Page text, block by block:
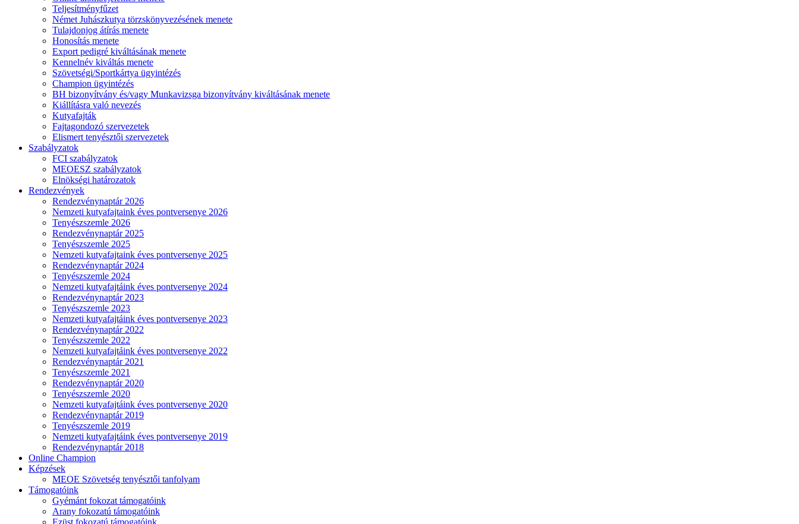
Teljesítményfűzet
Német Juhászkutya törzskönyvezésének menete
Tulajdonjog átírás menete
Honosítás menete
Export pedigré kiváltásának menete
Kennelnév kiváltás menete
Szövetségi/Sportkártya ügyintézés
Champion ügyintézés
BH bizonyítvány és/vagy Munkavizsga bizonyítvány kiváltásának menete
Kiállításra való nevezés
Kutyafajták
Fajtagondozó szervezetek
Elismert tenyésztői szervezetek
Szabályzatok
FCI szabályzatok
MEOESZ szabályzatok
Elnökségi határozatok
Rendezvények
Rendezvénynaptár 2026
Nemzeti kutyafajtaink éves pontversenye 2026
Tenyészszemle 2026
Rendezvénynaptár 2025
Tenyészszemle 2025
Nemzeti kutyafajtaink éves pontversenye 2025
Rendezvénynaptár 2024
Tenyészszemle 2024
Nemzeti kutyafajtáink éves pontversenye 2024
Rendezvénynaptár 2023
Tenyészszemle 2023
Nemzeti kutyafajtáink éves pontversenye 2023
Rendezvénynaptár 2022
Tenyészszemle 2022
Nemzeti kutyafajtáink éves pontversenye 2022
Rendezvénynaptár 2021
Tenyészszemle 2021
Rendezvénynaptár 2020
Tenyészszemle 2020
Nemzeti kutyafajtáink éves pontversenye 2020
Rendezvénynaptár 2019
Tenyészszemle 2019
Nemzeti kutyafajtáink éves pontversenye 2019
Rendezvénynaptár 2018
Online Champion
Képzések
MEOE Szövetség tenyésztői tanfolyam
Támogatóink
Gyémánt fokozat támogatóink
Arany fokozatú támogatóink
Ezüst fokozatú támogatóink